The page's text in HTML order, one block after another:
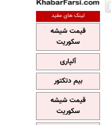
لینک های مفید
قیمت شیشه
سکوریت
آلپاری
بیم دتکتور
قیمت شیشه
سکوریت